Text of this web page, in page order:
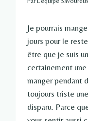
Je pourrais
jours pour le
être que je suis un
certainement
manger pendant
toujours triste
disparu. Parce